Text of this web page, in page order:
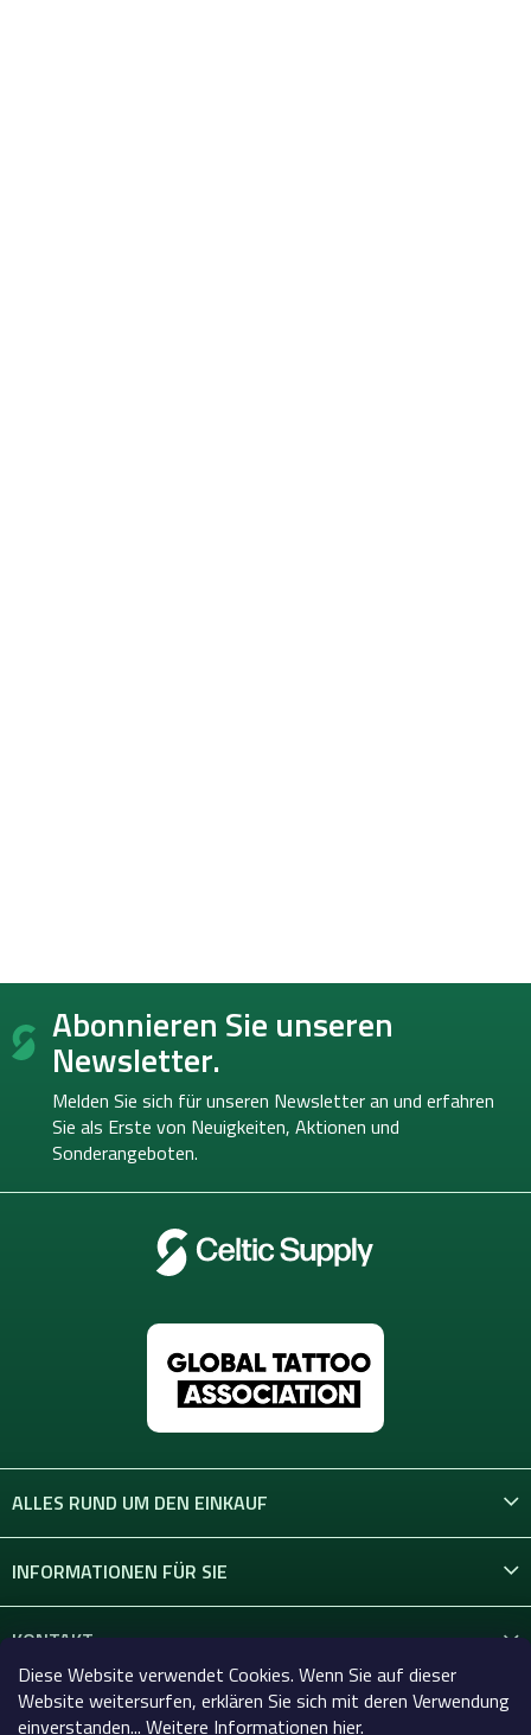
Diese Website verwendet Cookies. Wenn Sie auf dieser
Website weitersurfen, erklären Sie sich mit deren Verwendung
einverstanden... Weitere Informationen hier.
F
ß Abonnieren Sie unseren
Newsletter.
Melden Sie sich für unseren Newsletter an und erfahren
Sie als Erste von Neuigkeiten, Aktionen und
Sonderangeboten.
ALLES RUND UM DEN EINKAUF
INFORMATIONEN FÜR SIE
KONTAKT